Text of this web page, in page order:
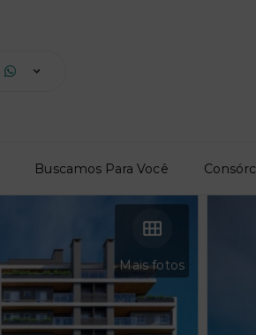
Buscamos Para Você
Mais fotos